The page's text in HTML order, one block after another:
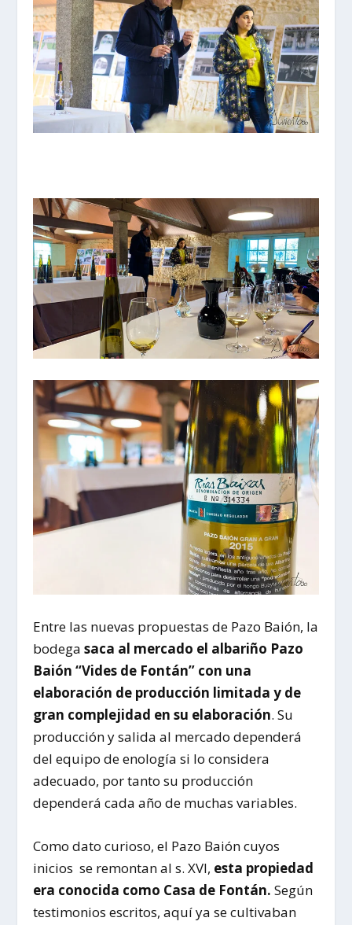
Entre las nuevas propuestas de Pazo Baión, la
bodegasaca al mercado el albariño Pazo
Baión “Vides de Fontán” con una
elaboración de producción limitada y de
gran complejidad en su elaboración. Su
producción y salida al mercado dependerá
del equipo de enología si lo considera
adecuado, por tanto su producción
dependerá cada año de muchas variables.
Como dato curioso, el Pazo Baión cuyos
inicios se remontan al s. XVI, esta propiedad
era conocida como Casa de Fontán. Según
testimonios escritos, aquí ya se cultivaban